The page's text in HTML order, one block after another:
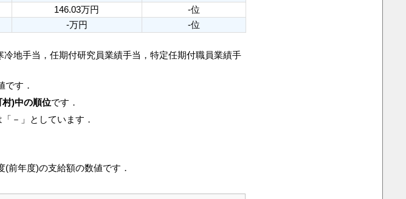
146.03万円 -位
-万円 -位
冷地手当，任期付研究員業績手当，特定任期付職員業績手
です．
村)中の順位です．
－」としています．
(前年度)の支給額の数値です．